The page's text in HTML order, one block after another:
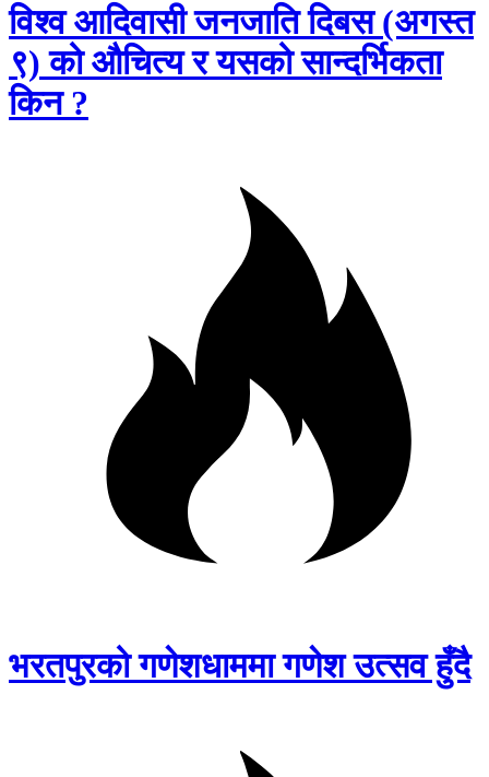
विश्व आदिवासी जनजाति दिबस (अगस्त
९) को औचित्य र यसको सान्दर्भिकता
किन ?
भरतपुरको गणेशधाममा गणेश उत्सव हुँदै